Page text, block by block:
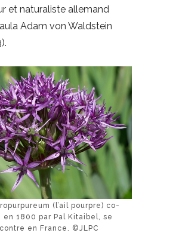
et naturaliste allemand
Adam von Waldstein
(l’ail pourpre) co-
en 1800 par Pal Kitaibel, se
en France. ©JLPC